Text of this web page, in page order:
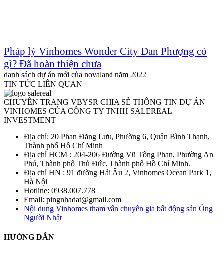
Pháp lý Vinhomes Wonder City Đan Phượng có
gì? Đã hoàn thiện chưa
danh sách dự án mới của novaland năm 2022
TIN TỨC LIÊN QUAN
CHUYÊN TRANG VBYSR CHIA SẺ THÔNG TIN DỰ ÁN
VINHOMES CỦA CÔNG TY TNHH SALEREAL
INVESTMENT
Địa chỉ: 20 Phan Đăng Lưu, Phường 6, Quận Bình Thạnh,
Thành phố Hồ Chí Minh
Địa chỉ HCM : 204-206 Đường Vũ Tông Phan, Phường An
Phú, Thành phố Thủ Đức, Thành phố Hồ Chí Minh.
Địa chỉ HN : 91 đường Hải Âu 2, Vinhomes Ocean Park 1,
Hà Nội
Hotline: 0938.007.778
Email: pingnhadat@gmail.com
Nội dung Vinhomes tham vấn chuyên gia bất động sản Ông
Người Nhật
HƯỚNG DẪN